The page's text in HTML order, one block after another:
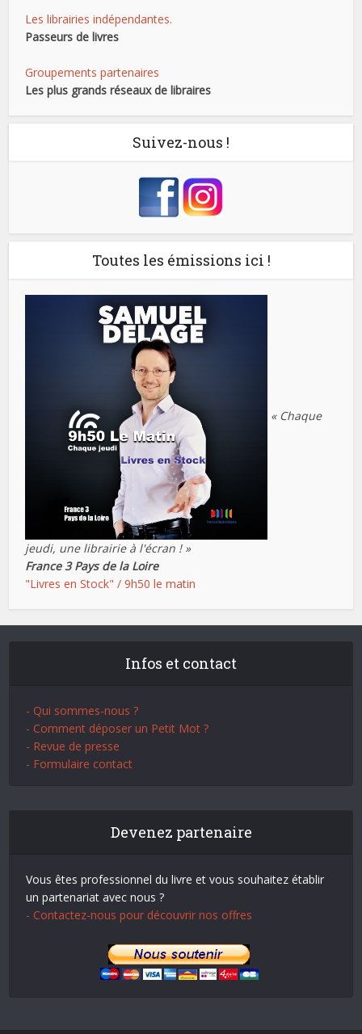
Les librairies indépendantes.
Passeurs de livres
Groupements partenaires
Les plus grands réseaux de libraires
Suivez-nous !
Toutes les émissions ici !
« Chaque
jeudi, une librairie à l'écran ! »
France 3 Pays de la Loire
"Livres en Stock" / 9h50 le matin
Infos et contact
- Qui sommes-nous ?
- Comment déposer un Petit Mot ?
- Revue de presse
- Formulaire contact
Devenez partenaire
Vous êtes professionnel du livre et vous souhaitez établir
un partenariat avec nous ?
- Contactez-nous pour découvrir nos offres